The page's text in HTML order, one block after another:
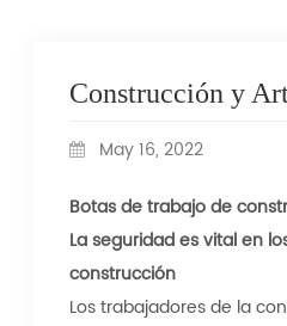
Construcción y
May 16, 2022
Botas de trabajo de
La seguridad es vital en
construcción
Los trabajadores de la